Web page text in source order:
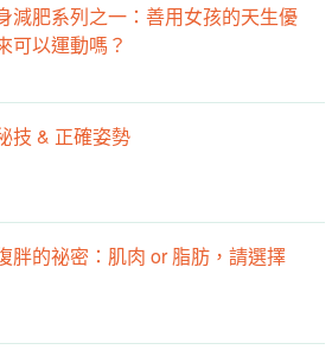
減肥系列之一：善用女孩的天生優
可以運動嗎？
技 & 正確姿勢
胖的祕密：肌肉 or 脂肪，請選擇